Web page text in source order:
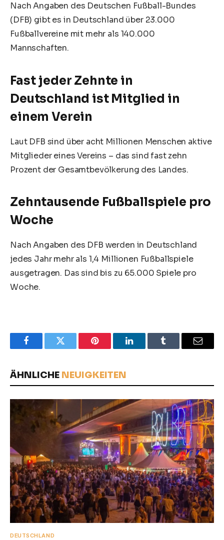
Nach Angaben des Deutschen Fußball-Bundes
(DFB) gibt es in Deutschland über 23.000
Fußballvereine mit mehr als 140.000
Mannschaften.
Fast jeder Zehnte in
Deutschland ist Mitglied in
einem Verein
Laut DFB sind über acht Millionen Menschen aktive
Mitglieder eines Vereins – das sind fast zehn
Prozent der Gesamtbevölkerung des Landes.
Zehntausende Fußballspiele pro
Woche
Nach Angaben des DFB werden in Deutschland
jedes Jahr mehr als 1,4 Millionen Fußballspiele
ausgetragen. Das sind bis zu 65.000 Spiele pro
Woche.
FacebookTwitter Pinterest LinkedInTumblr Email
ÄHNLICHE NEUIGKEITEN
DEUTSCHLAND